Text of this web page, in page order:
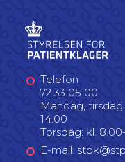
Telefon
72 33 05 00
Mandag,
14.00
Torsdag: kl.
E-mail: